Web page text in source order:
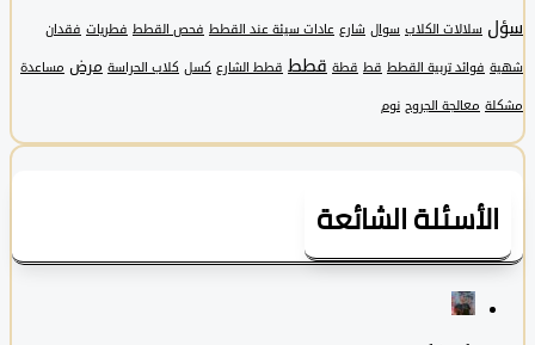
سلالات الكلاب سوال شارع عادات سيئة عند القطط فحص القطط فطريات فقدان
فوائد تربية القطط قط قطة قطط قطط الشارع كسل كلاب الحراسة مرض مساعدة
معالجة الجروح نوم
الشائعة